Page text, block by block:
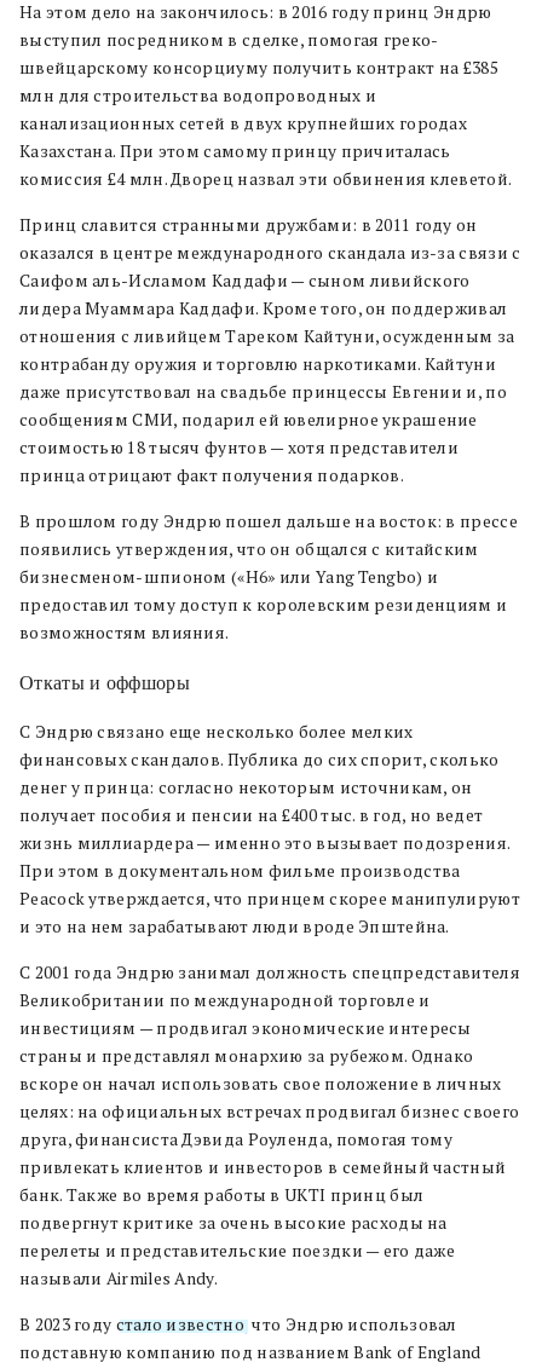
На этом дело на закончилось: в 2016 году принц Эндрю
выступил посредником в сделке, помогая греко-
швейцарскому консорциуму получить контракт на £385
млн для строительства водопроводных и
канализационных сетей в двух крупнейших городах
Казахстана. При этом самому принцу причиталась
комиссия £4 млн. Дворец назвал эти обвинения клеветой.
Принц славится странными дружбами: в 2011 году он
оказался в центре международного скандала из-за связи с
Саифом аль-Исламом Каддафи — сыном ливийского
лидера Муаммара Каддафи. Кроме того, он поддерживал
отношения с ливийцем Тареком Кайтуни, осужденным за
контрабанду оружия и торговлю наркотиками. Кайтуни
даже присутствовал на свадьбе принцессы Евгении и, по
сообщениям СМИ, подарил ей ювелирное украшение
стоимостью 18 тысяч фунтов — хотя представители
принца отрицают факт получения подарков.
В прошлом году Эндрю пошел дальше на восток: в прессе
появились утверждения, что он общался с китайским
бизнесменом-шпионом («H6» или Yang Tengbo) и
предоставил тому доступ к королевским резиденциям и
возможностям влияния.
Откаты и оффшоры
С Эндрю связано еще несколько более мелких
финансовых скандалов. Публика до сих спорит, сколько
денег у принца: согласно некоторым источникам, он
получает пособия и пенсии на £400 тыс. в год, но ведет
жизнь миллиардера — именно это вызывает подозрения.
При этом в документальном фильме производства
Peacock утверждается, что принцем скорее манипулируют
и это на нем зарабатывают люди вроде Эпштейна.
С 2001 года Эндрю занимал должность спецпредставителя
Великобритании по международной торговле и
инвестициям — продвигал экономические интересы
страны и представлял монархию за рубежом. Однако
вскоре он начал использовать свое положение в личных
целях: на официальных встречах продвигал бизнес своего
друга, финансиста Дэвида Роуленда, помогая тому
привлекать клиентов и инвесторов в семейный частный
банк. Также во время работы в UKTI принц был
подвергнут критике за очень высокие расходы на
перелеты и представительские поездки — его даже
называли Airmiles Andy.
В 2023 году стало известно, что Эндрю использовал
подставную компанию под названием Bank of England